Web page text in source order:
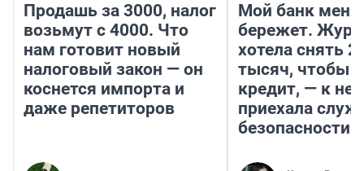
Продашь за 3000, налог
возьмут с 4000. Что
нам готовит новый
налоговый закон — он
коснется импорта и
даже репетиторов
Мой банк меня
бережет.
хотела снять
тысяч, чтобы
кредит, — к
приехала
безопасности